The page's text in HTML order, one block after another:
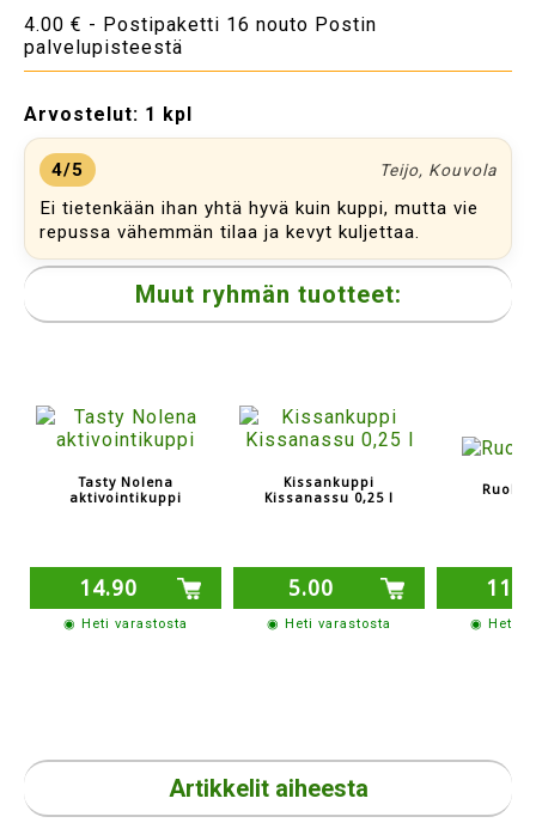
4.00 € - Postipaketti 16 nouto Postin
palvelupisteestä
Arvostelut: 1 kpl
4/5 Teijo, Kouvola
Ei tietenkään ihan yhtä hyvä kuin kuppi, mutta vie
repussa vähemmän tilaa ja kevyt kuljettaa.
Muut ryhmän tuotteet:
Tasty Nolena
aktivointikuppi
14.90
◉ Heti varastosta
Kissankuppi
Kissanassu 0,25 l
5.00
◉ Heti varastosta ◉ Heti
Artikkelit aiheesta